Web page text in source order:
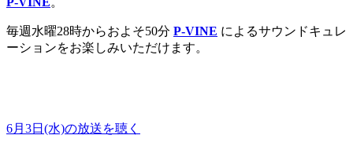
毎週水曜28時からおよそ50分 P-VINE によるサウンドキュレ
ーションをお楽しみいただけます。
6月3日(水)の放送を聴く